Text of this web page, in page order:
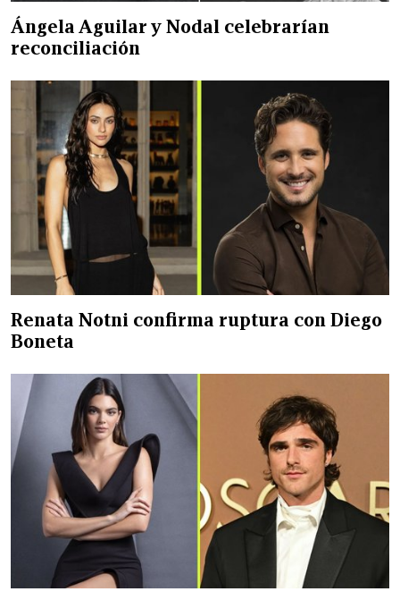
Ángela Aguilar y Nodal celebrarían
reconciliación
Renata Notni confirma ruptura con Diego
Boneta